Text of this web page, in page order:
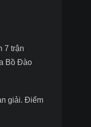
7 trận
Bồ Đào
giải. Điểm